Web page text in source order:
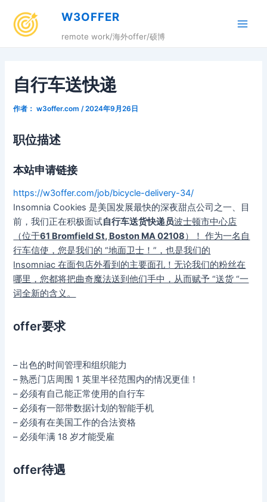
W3OFFER
remote work/海外offer/硕博
自行车送快递
作者： w3offer.com /2024年9月26日
职位描述
本站申请链接
https://w3offer.com/job/bicycle-delivery-34/
Insomnia Cookies 是美国发展最快的深夜甜点公司之一、目
前，我们正在积极面试自行车送货快递员波士顿市中心店
（位于61 Bromfield St, Boston MA 02108）！ 作为一名自
行车信使，您是我们的 “地面卫士！”，也是我们的
Insomniac 在面包店外看到的主要面孔！无论我们的粉丝在
哪里，您都将把曲奇魔法送到他们手中，从而赋予 “送货 “一
词全新的含义。
offer要求
– 出色的时间管理和组织能力
– 熟悉门店周围 1 英里半径范围内的情况更佳！
– 必须有自己能正常使用的自行车
– 必须有一部带数据计划的智能手机
– 必须有在美国工作的合法资格
– 必须年满 18 岁才能受雇
offer待遇